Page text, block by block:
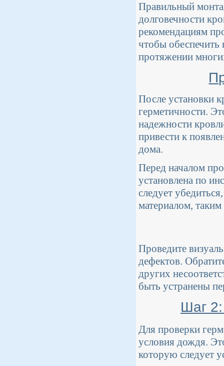
Правильный
долговечности
рекомендациям
чтобы
протяжении
После установки
герметичности.
надежности
привести к
дома.
Перед началом
установлена по
следует
материалом,
Проведите
дефектов.
других
быть устранены
Шаг
Для проверки
условия дождя.
которую следует